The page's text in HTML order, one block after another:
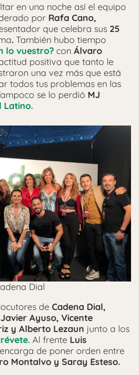
en una noche así el equipo
por Rafa Cano,
que celebra sus 25
. También hubo tiempo
lo vuestro? con Álvaro
positiva que tanto le
una vez más que está
todos tus problemas en las
se lo perdió MJ
Latino.
Dial
de Cadena Dial,
Ayuso, Vicente
y Alberto Lezaun junto a los
Al frente Luis
de poner orden entre
Montalvo y Saray Esteso.